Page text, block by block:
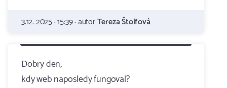
3.12. 2025 · 15:39 · autorTereza Štolfová
Dobry den,
kdy web naposledy fungoval?